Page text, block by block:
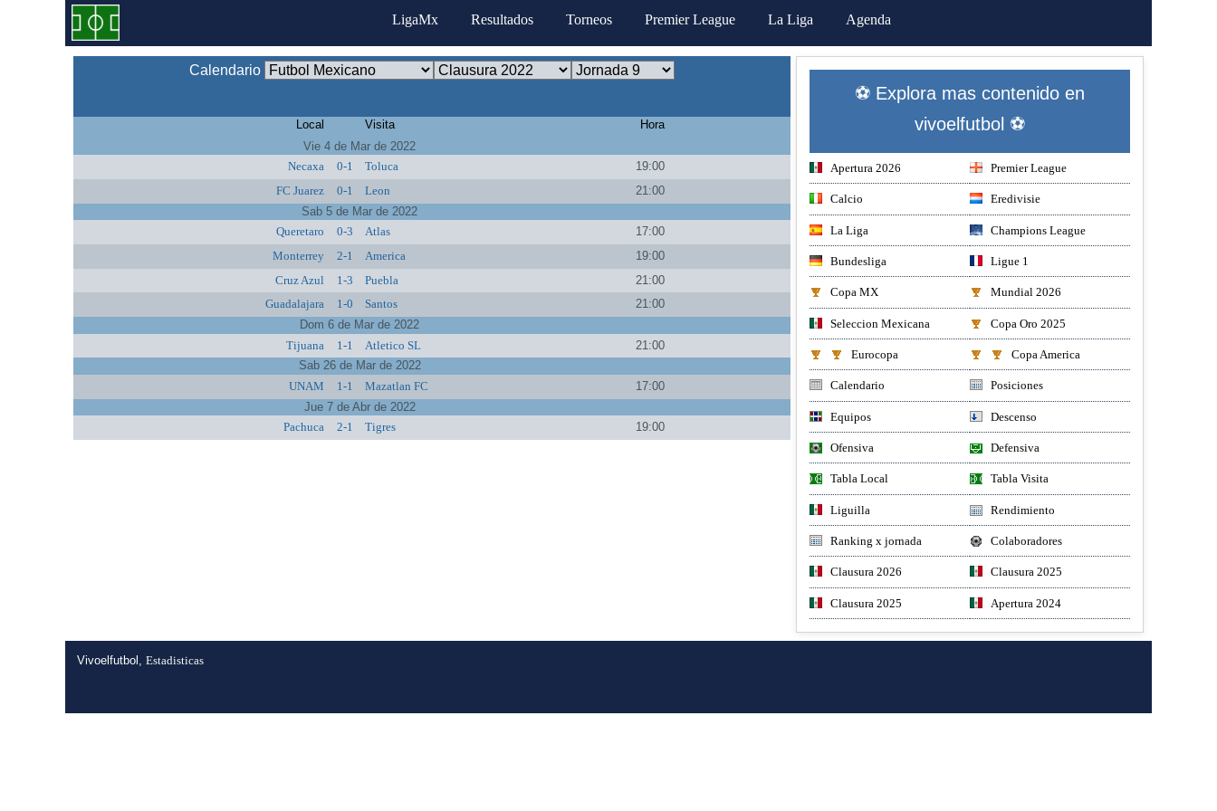
LigaMx Resultados Torneos Premier League La Liga Agenda
Calendario
Local Visita
Hora
Vie 4 de Mar de 2022
Necaxa
0-1 Toluca
19:00
FC Juarez
0-1 Leon
21:00
Sab 5 de Mar de 2022
Queretaro
0-3 Atlas
17:00
Monterrey
2-1 America
19:00
Cruz Azul
1-3 Puebla
21:00
Guadalajara
1-0 Santos
21:00
Dom 6 de Mar de 2022
Tijuana
1-1 Atletico SL
21:00
Sab 26 de Mar de 2022
UNAM
1-1 Mazatlan FC
17:00
Jue 7 de Abr de 2022
Pachuca
2-1 Tigres 19:00
⚽ Explora mas contenido en
vivoelfutbol ⚽
Apertura 2026 Premier League
Calcio Eredivisie
La Liga Champions League
Bundesliga Ligue 1
Copa MX Mundial 2026
Seleccion Mexicana Copa Oro 2025
Eurocopa Copa America
Calendario Posiciones
Equipos Descenso
Ofensiva Defensiva
Tabla Local Tabla Visita
Liguilla Rendimiento
Ranking x jornada Colaboradores
Clausura 2026 Clausura 2025
Clausura 2025 Apertura 2024
Vivoelfutbol,Estadisticas